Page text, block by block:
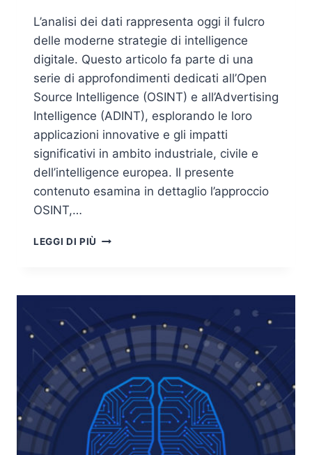
L’analisi dei dati rappresenta oggi il fulcro
delle moderne strategie di intelligence
digitale. Questo articolo fa parte di una
serie di approfondimenti dedicati all’Open
Source Intelligence (OSINT) e all’Advertising
Intelligence (ADINT), esplorando le loro
applicazioni innovative e gli impatti
significativi in ambito industriale, civile e
dell’intelligence europea. Il presente
contenuto esamina in dettaglio l’approccio
OSINT,…
LEGGI DI PIÙ ASPETTI
E
ANALISI
DEI
DATI:
OSINT,
ADINT
DIGITAL
FORENSICS